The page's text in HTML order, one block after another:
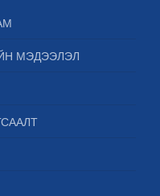
МЭДЭЭЛЭЛ